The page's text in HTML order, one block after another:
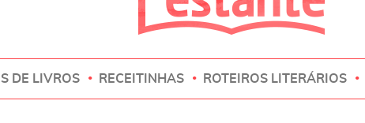
DE LIVROS RECEITINHAS ROTEIROS LITERÁRIOS